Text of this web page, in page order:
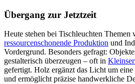
Übergang zur Jetztzeit
Heute stehen bei Tischleuchten Themen
ressourcenschonende Produktion und
Vordergrund. Besonders gefragt:
gestalterisch überzeugen – oft in
gefertigt. Holz ergänzt das Licht um
und ermöglicht präzise handwerkliche